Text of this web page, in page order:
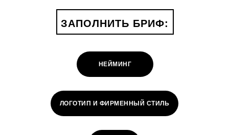
ЗАПОЛНИТЬ БРИФ:
ЛОГОТИП И ФИРМЕННЫЙ СТИЛЬ
НЕЙМИНГ